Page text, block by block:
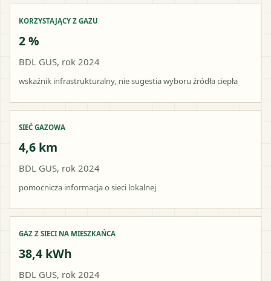
KORZYSTAJĄCY Z GAZU
2 %
BDL GUS, rok 2024
wskaźnik infrastrukturalny, nie sugestia wyboru źródła ciepła
SIEĆ GAZOWA
4,6 km
BDL GUS, rok 2024
pomocnicza informacja o sieci lokalnej
GAZ Z SIECI NA MIESZKAŃCA
38,4 kWh
BDL GUS, rok 2024